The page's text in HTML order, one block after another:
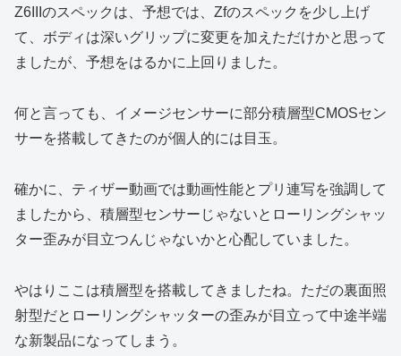
Z6IIIのスペックは、予想では、Zfのスペックを少し上げ
て、ボディは深いグリップに変更を加えただけかと思って
ましたが、予想をはるかに上回りました。
何と言っても、イメージセンサーに部分積層型CMOSセン
サーを搭載してきたのが個人的には目玉。
確かに、ティザー動画では動画性能とプリ連写を強調して
ましたから、積層型センサーじゃないとローリングシャッ
ター歪みが目立つんじゃないかと心配していました。
やはりここは積層型を搭載してきましたね。ただの裏面照
射型だとローリングシャッターの歪みが目立って中途半端
な新製品になってしまう。